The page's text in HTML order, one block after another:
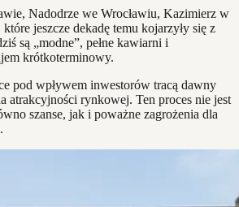
Nadodrze we Wrocławiu, Kazimierz w
jeszcze dekadę temu kojarzyły się z
są „modne”, pełne kawiarni i
krótkoterminowy.
pod wpływem inwestorów tracą dawny
atrakcyjności rynkowej. Ten proces nie jest
szanse, jak i poważne zagrożenia dla